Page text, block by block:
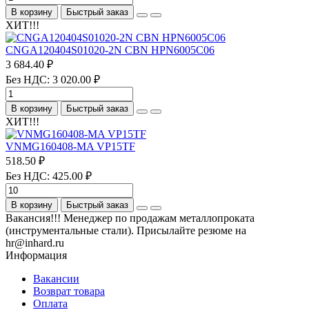
В корзину Быстрый заказ
ХИТ!!!
CNGA120404S01020-2N CBN HPN6005C06
3 684.40 ₽
Без НДС: 3 020.00 ₽
В корзину Быстрый заказ
ХИТ!!!
VNMG160408-MA VP15TF
518.50 ₽
Без НДС: 425.00 ₽
В корзину Быстрый заказ
Вакансия!!! Менеджер по продажам металлопроката
(инструментальные стали). Присылайте резюме на
hr@inhard.ru
Информация
Вакансии
Возврат товара
Оплата